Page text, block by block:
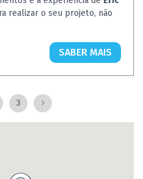
realizar o seu projeto, não
SABER MAIS
3